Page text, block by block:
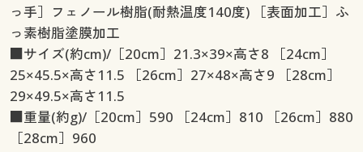
っ手］フェノール樹脂(耐熱温度140度) ［表面加工］ふ
っ素樹脂塗膜加工
■サイズ(約cm)/［20cm］21.3×39×高さ8 ［24cm］
25×45.5×高さ11.5 ［26cm］27×48×高さ9 ［28cm］
29×49.5×高さ11.5
■重量(約g)/［20cm］590 ［24cm］810 ［26cm］880
［28cm］960